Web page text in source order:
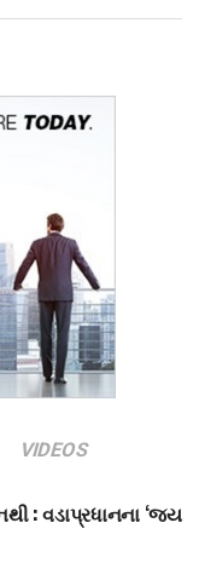
VIDEOS
: વડાપ્રધાનના ‘જય